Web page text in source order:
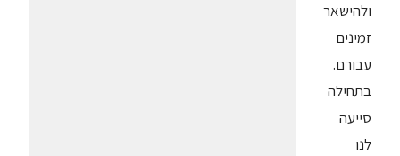
ולהישאר
זמינים
עבורם.
בתחילה
סייעה
לנו